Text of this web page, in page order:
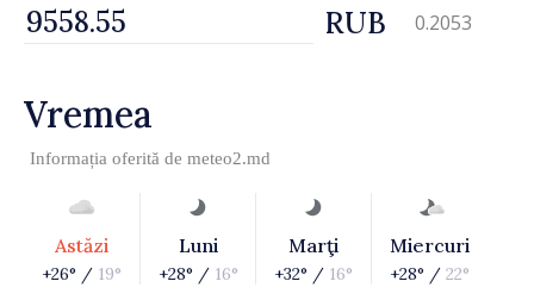
RUB 0.2053
Vremea
Informația oferită de meteo2.md
Astăzi
+26° / 19°
Luni
+28° / 16°
Marţi
+32° / 16°
Miercuri
+28° / 22°